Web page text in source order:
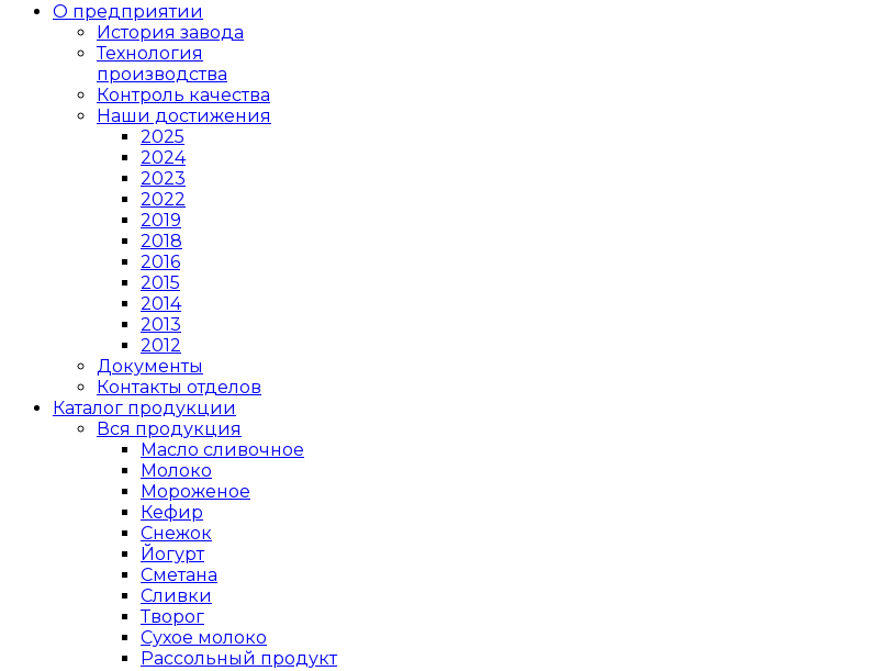
О предприятии
История завода
Технология
производства
Контроль качества
Наши достижения
2025
2024
2023
2022
2019
2018
2016
2015
2014
2013
2012
Документы
Контакты отделов
Каталог продукции
Вся продукция
Масло сливочное
Молоко
Мороженое
Кефир
Снежок
Йогурт
Сметана
Сливки
Творог
Сухое молоко
Рассольный продукт